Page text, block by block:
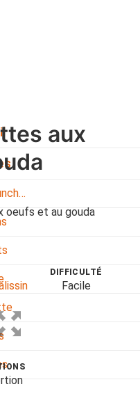
aux
oeufs et au gouda
DIFFICULTÉ
Facile